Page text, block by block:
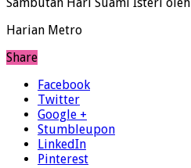
Sambutan Hari Suami Isteri
Harian Metro
Share
Facebook
Twitter
Google +
Stumbleupon
LinkedIn
Pinterest